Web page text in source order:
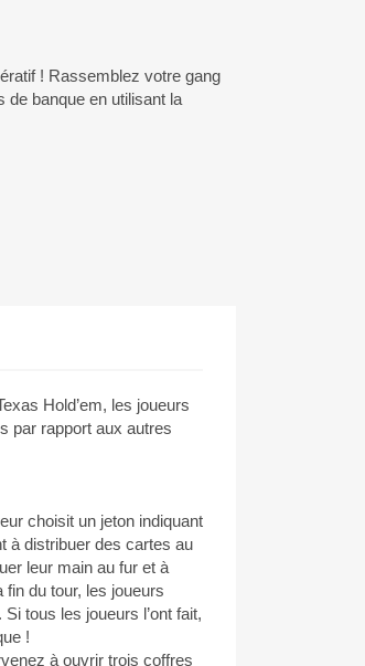
! Rassemblez votre gang
de banque en utilisant la
Hold’em, les joueurs
par rapport aux autres
choisit un jeton indiquant
à distribuer des cartes au
leur main au fur et à
du tour, les joueurs
tous les joueurs l’ont fait,
!
à ouvrir trois coffres